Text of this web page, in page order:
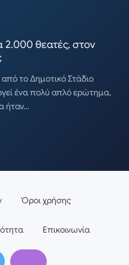
2.000 θεατές, στον
το Δημοτικό Στάδιο
ένα πολύ απλό ερώτημα,
ήταν…
Όροι χρήσης
Επικοινωνία